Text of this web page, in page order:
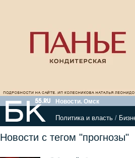
Новости. Омск
Политика и власть /
Новости с тегом "прогнозы"